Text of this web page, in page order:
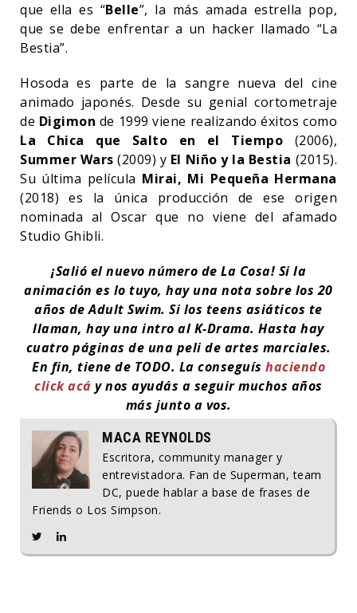
que ella es “Belle”, la más amada estrella pop,
que se debe enfrentar a un hacker llamado “La
Bestia”.
Hosoda es parte de la sangre nueva del cine
animado japonés. Desde su genial cortometraje
de Digimon de 1999 viene realizando éxitos como
La Chica que Salto en el Tiempo (2006),
Summer Wars (2009) y El Niño y la Bestia (2015).
Su última película Mirai, Mi Pequeña Hermana
(2018) es la única producción de ese origen
nominada al Oscar que no viene del afamado
Studio Ghibli.
¡Salió el nuevo número de La Cosa! Si la
animación es lo tuyo, hay una nota sobre los 20
años de Adult Swim. Si los teens asiáticos te
llaman, hay una intro al K-Drama. Hasta hay
cuatro páginas de una peli de artes marciales.
En fin, tiene de TODO. La conseguís haciendo
click acá y nos ayudás a seguir muchos años
más junto a vos.
MACA REYNOLDS
Escritora, community manager y
entrevistadora. Fan de Superman, team
DC, puede hablar a base de frases de
Friends o Los Simpson.